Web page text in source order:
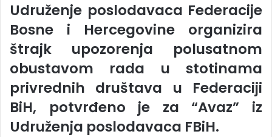
Udruženje poslodavaca Federacije
Bosne i Hercegovine organizira
štrajk upozorenja polusatnom
obustavom rada u stotinama
privrednih društava u Federaciji
BiH, potvrđeno je za “Avaz” iz
Udruženja poslodavaca FBiH.